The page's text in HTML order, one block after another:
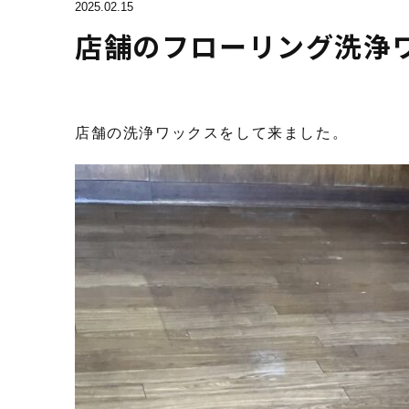
2025.02.15
店舗のフローリング洗浄
店舗の洗浄ワックスをして来ました。